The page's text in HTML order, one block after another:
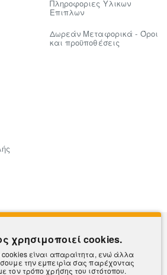
Πληροφοριες Υλικων
Επιπλων
Δωρεάν Μεταφορικά - Όροι
και προϋποθέσεις
χρησιμοποιεί cookies.
είναι απαραίτητα, ενώ άλλα
την εμπειρία σας παρέχοντας
τον τρόπο χρήσης του ιστότοπου.